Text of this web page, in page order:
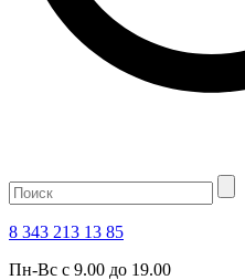
8 343 213 13 85
Пн-Вс с 9.00 до 19.00